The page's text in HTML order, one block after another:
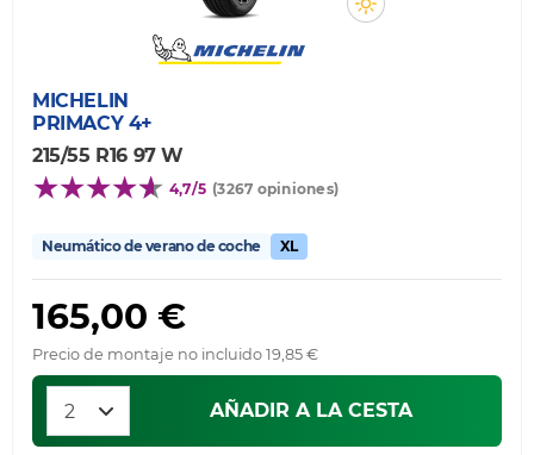
MICHELIN
PRIMACY 4+
215/55 R16 97 W
4,7/5 (3267 opiniones)
Neumático de verano de coche XL
165,00 €
Precio de montaje no incluido 19,85 €
AÑADIR A LA CESTA